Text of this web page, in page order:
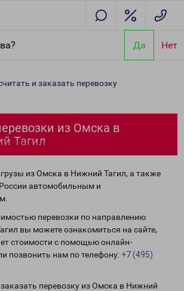
Да Нет
и заказать перевозку
из Омска в
Тагил
из Омска в Нижний Тагил, а также
автомобильным и
перевозки по направлению
вы можете ознакомиться на сайте,
стоимости с помощью онлайн-
позвонить нам по телефону: +7 (495)
перевозку из Омска в Нижний